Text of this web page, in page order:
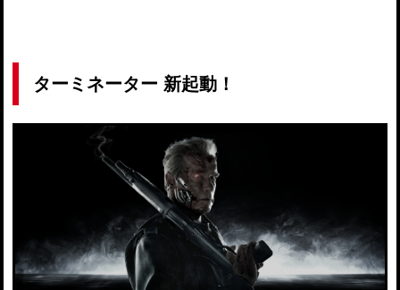
ターミネーター 新起動！